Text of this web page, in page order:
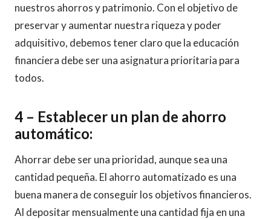
nuestros ahorros y patrimonio. Con el objetivo de
preservar y aumentar nuestra riqueza y poder
adquisitivo, debemos tener claro que la educación
financiera debe ser una asignatura prioritaria para
todos.
4 – Establecer un plan de ahorro
automático:
Ahorrar debe ser una prioridad, aunque sea una
cantidad pequeña. El ahorro automatizado es una
buena manera de conseguir los objetivos financieros.
Al depositar mensualmente una cantidad fija en una